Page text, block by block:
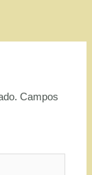
Campos